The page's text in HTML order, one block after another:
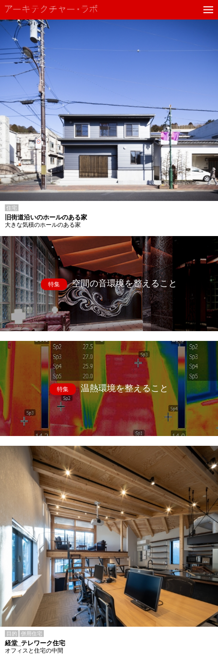
住宅
旧街道沿いのホールのある家
大きな気積のホールのある家
特集 空間の音環境を整えること
特集 温熱環境を整えること
目的 併用住宅
経堂_テレワーク住宅
オフィスと住宅の中間